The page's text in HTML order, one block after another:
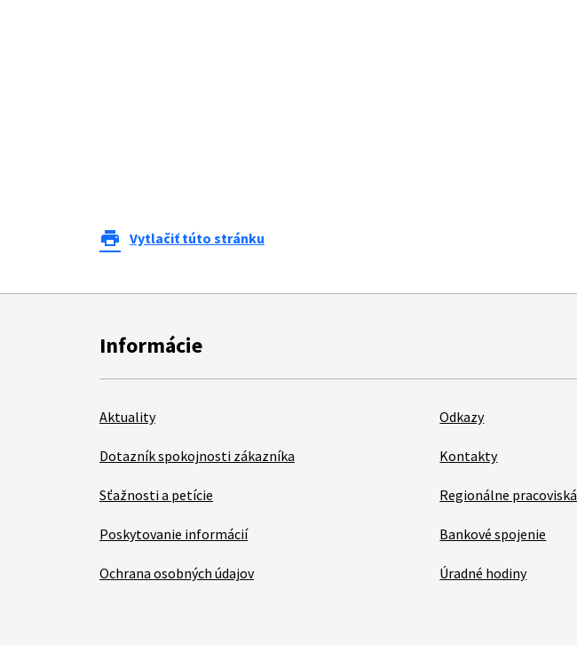
print Vytlačiť túto stránku
Informácie
Aktuality
Dotazník spokojnosti zákazníka
Sťažnosti a petície
Poskytovanie informácií
Ochrana osobných údajov
Odkazy
Kontakty
Regionálne pracoviská
Bankové spojenie
Úradné hodiny